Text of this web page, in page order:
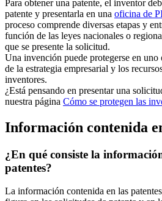
Para obtener una patente, el inventor
patente y presentarla en una oficina de
proceso comprende diversas etapas y
función de las leyes nacionales o
que se presente la solicitud.
Una invención puede protegerse en uno
de la estrategia empresarial y los
inventores.
¿Está pensando en presentar una
nuestra página Cómo se protegen las
Información contenida
¿En qué consiste la
patentes?
La información contenida en las